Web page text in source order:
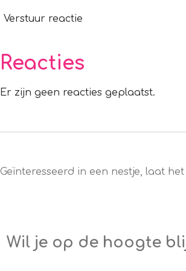
Verstuur reactie
Reacties
Er zijn geen reacties geplaatst.
Geïnteresseerd in een nestje, laat
Wil je op de hoogte